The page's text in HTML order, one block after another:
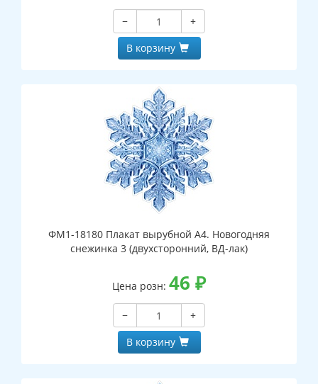
−
+
В корзину
ФМ1-18180 Плакат вырубной А4. Новогодняя
снежинка 3 (двухсторонний, ВД-лак)
Цена розн: 46 ₽
−
+
В корзину